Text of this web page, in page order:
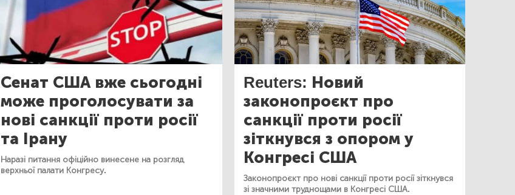
Сенат США вже сьогодні
може проголосувати за
нові санкції проти росії
та Ірану
Наразі питання офіційно винесене на розгляд
верхньої палати Конгресу.
Reuters: Новий
законопроєкт про
санкції проти росії
зіткнувся з опором у
Конгресі США
Законопроєкт про нові санкції проти росії зіткнувся
зі значними труднощами в Конгресі США.